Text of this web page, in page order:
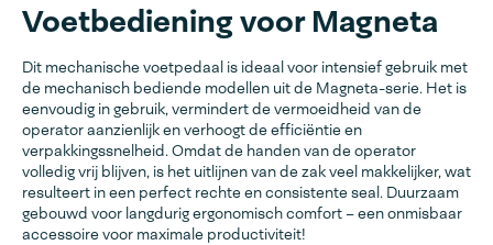
Voetbediening voor Magneta
Dit mechanische voetpedaal is ideaal voor intensief gebruik met
de mechanisch bediende modellen uit de Magneta-serie. Het is
eenvoudig in gebruik, vermindert de vermoeidheid van de
operator aanzienlijk en verhoogt de efficiëntie en
verpakkingssnelheid. Omdat de handen van de operator
volledig vrij blijven, is het uitlijnen van de zak veel makkelijker, wat
resulteert in een perfect rechte en consistente seal. Duurzaam
gebouwd voor langdurig ergonomisch comfort – een onmisbaar
accessoire voor maximale productiviteit!